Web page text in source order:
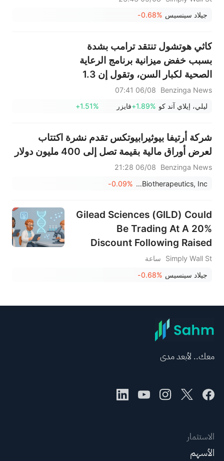
جيلاد سينسيس -0.68%
كاثي هوتشول تنتقد ترامب بشدة
بسبب خفض ميزانية برنامج الرعاية
الصحية لكبار السن، وتقول إن 1.3
مليون من سكان نيويورك سيدفعون
المزيد مقابل الأدوية الموصوفة:
Benzinga News
06/08 07:41
ليلي، إيلاي آند كو +1.89%فايزر +1.51%
شركة أرتيفا بيوثيرابيوتكس تقدم نشرة اكتتاب
لعرض أوراق مالية بقيمة تصل إلى 400 مليون دولار
Benzinga News
06/08 21:28
Artiva Biotherapeutics, Inc.
-0.09%
Gilead Sciences (GILD) Could
Be Trading At A 20%
Discount Following Raised
Guidance
Simply Wall St
ساعة
جيلاد سينسيس -0.68%
معك.. لأبعد مدى
الاستثمار
الأسهم